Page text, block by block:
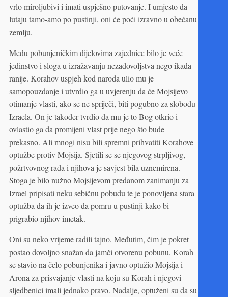
vrlo miroljubivi i imati uspješno putovanje. I umjesto da
lutaju tamo-amo po pustinji, oni će poći izravno u obećanu
zemlju.
Među pobunjeničkim dijelovima zajednice bilo je veće
jedinstvo i sloga u izražavanju nezadovoljstva nego ikada
ranije. Korahov uspjeh kod naroda ulio mu je
samopouzdanje i utvrdio ga u uvjerenju da će Mojsijevo
otimanje vlasti, ako se ne spriječi, biti pogubno za slobodu
Izraela. On je također tvrdio da mu je to Bog otkrio i
ovlastio ga da promijeni vlast prije nego što bude
prekasno. Ali mnogi nisu bili spremni prihvatiti Korahove
optužbe protiv Mojsija. Sjetili se se njegovog strpljivog,
požrtvovnog rada i njihova je savjest bila uznemirena.
Stoga je bilo nužno Mojsijevom predanom zanimanju za
Izrael pripisati neku sebičnu pobudu te je ponovljena stara
optužba da ih je izveo da pomru u pustinji kako bi
prigrabio njihov imetak.
Oni su neko vrijeme radili tajno. Međutim, čim je pokret
postao dovoljno snažan da jamči otvorenu pobunu, Korah
se stavio na čelo pobunjenika i javno optužio Mojsija i
Arona za prisvajanje vlasti na koju su Korah i njegovi
sljedbenici imali jednako pravo. Nadalje, optuženi su da su